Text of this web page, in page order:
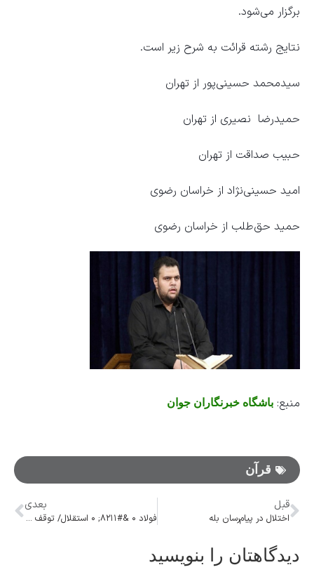
برگزار می‌شود.
نتایج رشته قرائت به شرح زیر است.
سیدمحمد حسینی‌پور از تهران
حمیدرضا نصیری از تهران
حبیب صداقت از تهران
امید حسینی‌نژاد از خراسان رضوی
حمید حق‌طلب از خراسان رضوی
منبع: باشگاه خبرنگاران جوان
قرآن
قبل
اختلال در پیام‌رسان‌ بله
بعدی
فولاد ۰ &#۸۲۱۱; ۰ استقلال/ توقف استقلال مقابل فولاد در شب باران پرتاب اشیا
دیدگاهتان را بنویسید